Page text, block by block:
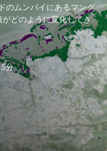
のムンバイにあるマング
どのように変化してき
分